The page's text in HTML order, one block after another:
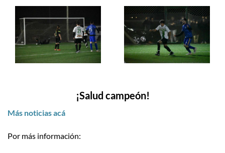
¡Salud campeón!
Más noticias acá
Por más información: